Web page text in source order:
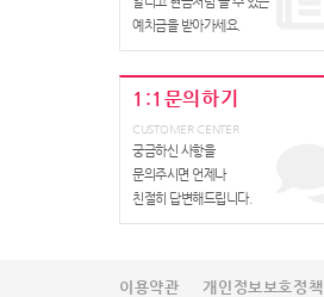
예치금을 받아가세요.
1:1문의하기
CUSTOMER CENTER
궁금하신 사항을
문의주시면 언제나
친절히 답변해드립니다.
이용약관 개인정보보호정책